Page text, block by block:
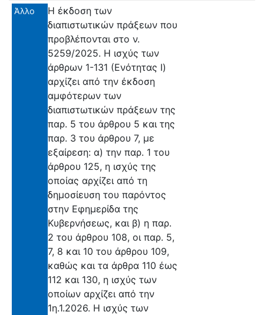
Άλλο
Η έκδοση των
διαπιστωτικών πράξεων που
προβλέπονται στο ν.
5259/2025. Η ισχύς των
άρθρων 1-131 (Ενότητας Ι)
αρχίζει από την έκδοση
αμφότερων των
διαπιστωτικών πράξεων της
παρ. 5 του άρθρου 5 και της
παρ. 3 του άρθρου 7, με
εξαίρεση: α) την παρ. 1 του
άρθρου 125, η ισχύς της
οποίας αρχίζει από τη
δημοσίευση του παρόντος
στην Εφημερίδα της
Κυβερνήσεως, και β) η παρ.
2 του άρθρου 108, οι παρ. 5,
7, 8 και 10 του άρθρου 109,
καθώς και τα άρθρα 110 έως
112 και 130, η ισχύς των
οποίων αρχίζει από την
1η.1.2026. Η ισχύς των